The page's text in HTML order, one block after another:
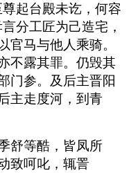
起台殿未讫，何容
分工匠为己造宅，
官马与他人乘骑。
不露其罪。仍毁其
门参。及后主晋阳
主走度河，到青
舒等酷，皆凤所
致呵叱，辄詈